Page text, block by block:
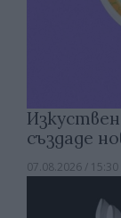
създаде
07.08.2026 / 15:30